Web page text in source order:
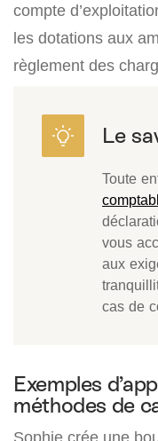
compte
les dotations aux
règlement des
Toute
vous
aux
cas de
Exemples
méthodes de
Sophie crée une